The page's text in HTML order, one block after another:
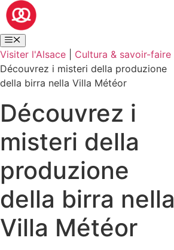
Visiter l'Alsace Cultura & savoir-faire
Découvrez i misteri della produzione
della birra nella Villa Météor
Découvrez i
misteri della
produzione
della birra nella
Villa Météor